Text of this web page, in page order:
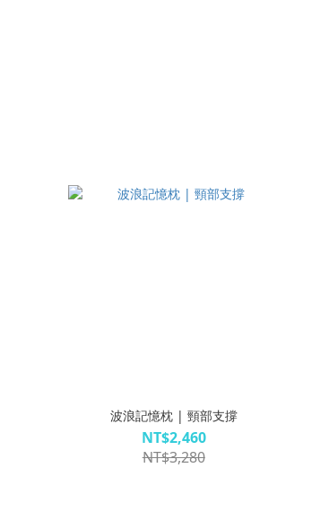
波浪記憶枕 | 頸部支撐
NT$2,460
NT$3,280